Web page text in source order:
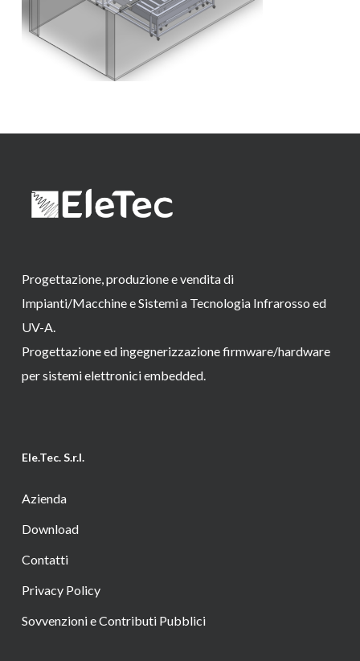
Progettazione, produzione e vendita di
Impianti/Macchine e Sistemi a Tecnologia Infrarosso ed
UV-A.
Progettazione ed ingegnerizzazione firmware/hardware
per sistemi elettronici embedded.
Ele.Tec. S.r.l.
Azienda
Download
Contatti
Privacy Policy
Sovvenzioni e Contributi Pubblici